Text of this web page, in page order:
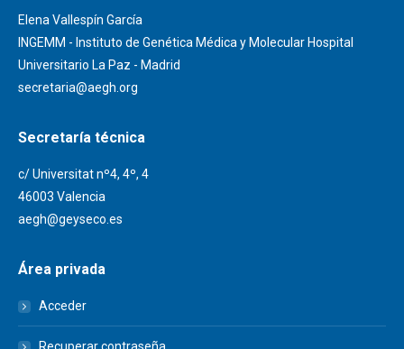
Elena Vallespín García
INGEMM - Instituto de Genética Médica y Molecular Hospital
Universitario La Paz - Madrid
secretaria@aegh.org
Secretaría técnica
c/ Universitat nº4, 4º, 4
46003 Valencia
aegh@geyseco.es
Área privada
Acceder